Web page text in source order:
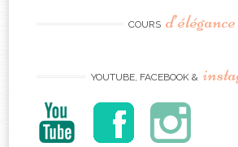
COURS d’élégance
YOUTUBE, FACEBOOK &